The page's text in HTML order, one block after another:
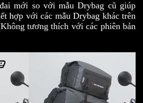
mới so với mẫu Drybag cũ giúp
hợp với các mẫu Drybag khác trên
tương thích với các phiên bản